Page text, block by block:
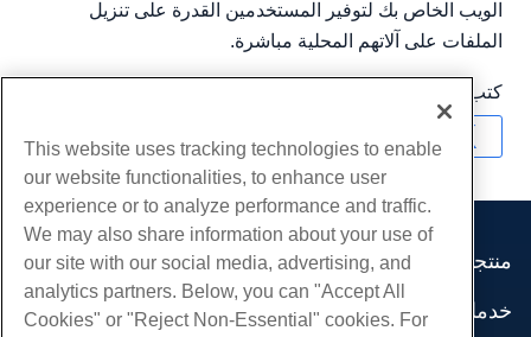
الويب الخاص بك لتوفير المستخدمين القدرة على تنزيل
الملفات على آلاتهم المحلية مباشرة.
كتب بواسطة
منتجات
استضافة الموقع
استضافة الأعمال
خدمات
This website uses tracking technologies to enable
our website functionalities, to enhance user
experience or to analyze performance and traffic.
We may also share information about your use of
our site with our social media, advertising, and
analytics partners. Below, you can "Accept All
Cookies" or "Reject Non-Essential" cookies. For